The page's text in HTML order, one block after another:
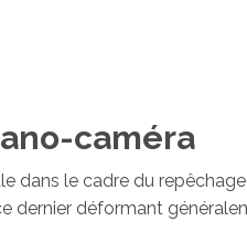
caméra
le cadre du
dernier déformant